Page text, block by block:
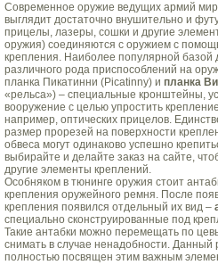
Современное оружие ведущих армий
выглядит достаточно внушительно и
прицелы, лазеры, сошки и другие
оружия) соединяются с оружием с
крепления. Наиболее популярной базой
различного рода приспособлений на
планка Пикатинни (Picatinny) и планка
«рельса») – специальные кронштейны,
вооружение с целью упростить
например, оптических прицелов.
размер прорезей на поверхности
обвеса могут одинаково успешно
выбирайте и делайте заказ на сайте,
другие элементы креплений.
Особняком в тюнинге оружия стоит
крепления оружейного ремня. После
крепления появился отдельный их вид –
специально сконструированные под
Такие антабки можно перемещать по
снимать в случае ненадобности. Данный
полностью посвящен этим важным